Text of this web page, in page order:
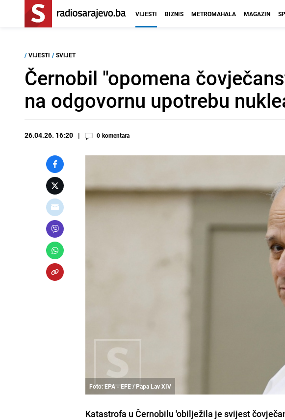
VIJESTI BIZNIS METROMAHALA MAGAZIN
/ VIJESTI / SVIJET
Černobil "opomena
na odgovornu upotrebu
26.04.26. 16:20 0 komentara
Foto: EPA - EFE / Papa Lav XIV
Katastrofa u Černobilu 'obilježila je svijest